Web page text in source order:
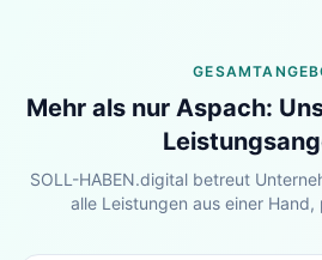
Lohn & Buchhaltung in
Sehen Sie unser komplettes
Unternehmen – in 30 Sekunden
Zur Startseite
Nein danke, ich bleibe auf
Mehr als nur Aspach:
SOLL-HABEN.digital betreut
alle Leistungen aus einer